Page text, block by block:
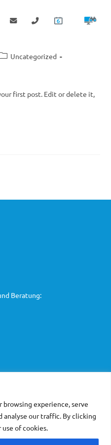
browsing experience, serve
analyse our traffic. By clicking
of cookies.
Uncategorized
first post. Edit or delete it,
Beratung: